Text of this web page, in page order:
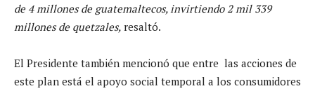
de 4 millones de guatemaltecos, invirtiendo 2 mil 339
millones de quetzales, resaltó.
El Presidente también mencionó que entre las acciones de
este plan está el apoyo social temporal a los consumidores